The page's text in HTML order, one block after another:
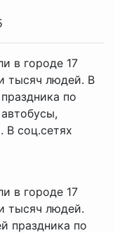
в городе 17
тысяч людей. В
по
В соц.сетях
в городе 17
тысяч людей.
праздника по